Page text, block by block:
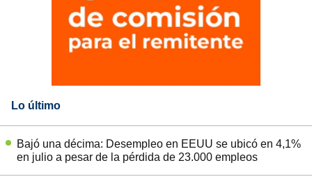
Lo último
Bajó una décima: Desempleo en EEUU se ubicó en 4,1%
en julio a pesar de la pérdida de 23.000 empleos